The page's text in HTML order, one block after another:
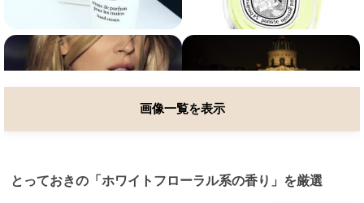
画像一覧を表示
とっておきの「ホワイトフローラル系の香り」を厳選